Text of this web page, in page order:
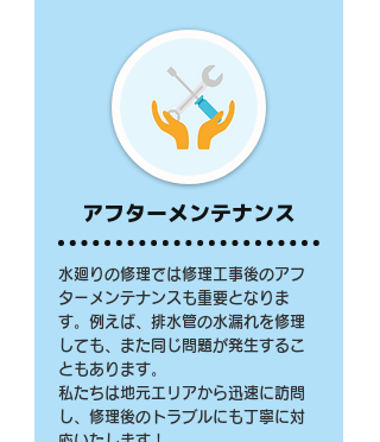
アフターメンテナンス
水廻りの修理では修理工事後のアフ
ターメンテナンスも重要となりま
す。例えば、排水管の水漏れを修理
しても、また同じ問題が発生するこ
ともあります。
私たちは地元エリアから迅速に訪問
し、修理後のトラブルにも丁寧に対